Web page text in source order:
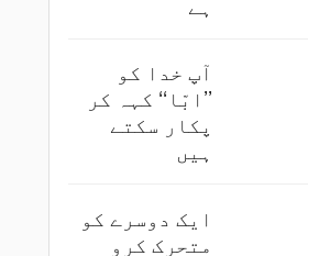
آپ خدا کو
’’ابّا‘‘ کہہ کر
پکار سکتے
ہیں
ایک دوسرے کو
متحرک کرو